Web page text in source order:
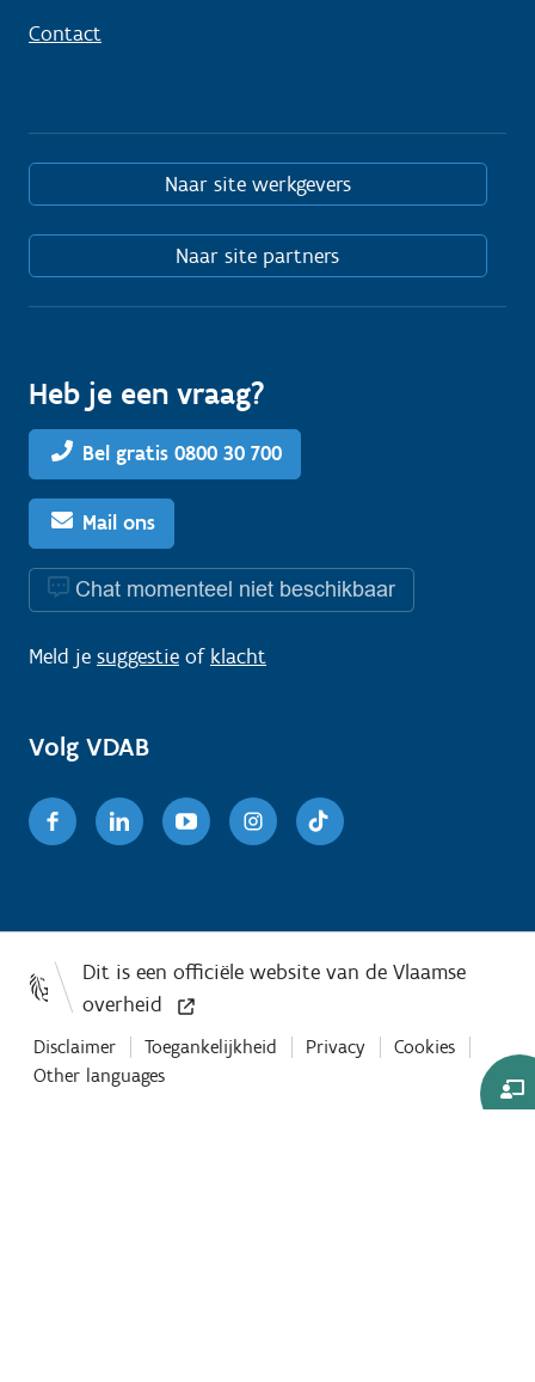
Contact
Naar site werkgevers
Naar site partners
Heb je een vraag?
Bel gratis 0800 30 700
Mail ons
Chat momenteel niet beschikbaar
Meld je suggestie of klacht
Volg VDAB
FacebookLinkedinYoutubeInstagram
Disclaimer Toegankelijkheid Privacy
Cookies
Other languages
Co-